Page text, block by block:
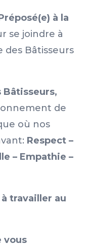
à la
se joindre à
Bâtisseurs
Bâtisseurs,
de
où nos
Respect –
– Empathie –
travailler au
vous